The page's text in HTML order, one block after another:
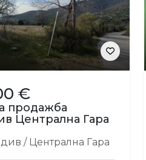
€
продажба
Централна Гара
/ Централна Гара